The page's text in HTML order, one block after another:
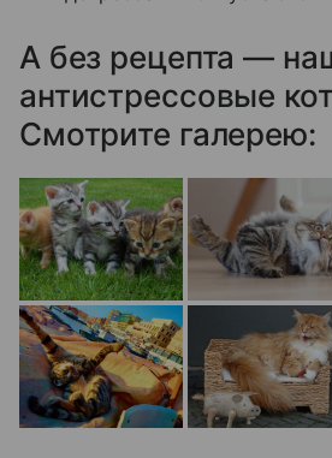
А без рецепта —
антистрессовые
Смотрите галерею: